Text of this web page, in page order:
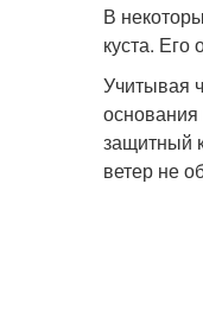
В
куста. Его
Учитывая
защитный
ветер не